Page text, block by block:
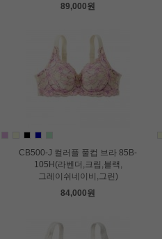
89,000원
CB500-J 컬러플 풀컵 브라 85B-
105H(라벤더,크림,블랙,
그레이쉬네이비,그린)
84,000원